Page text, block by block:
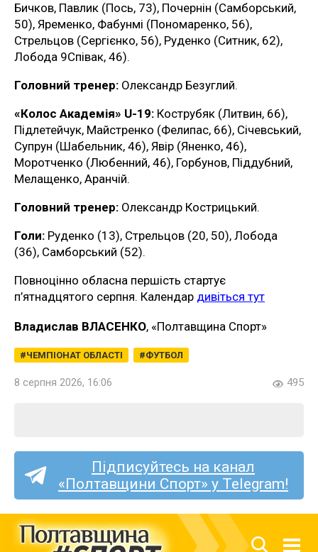
Бичков, Павлик (Пось, 73), Почернін (Самборський,
50), Яременко, Фабунмі (Пономаренко, 56),
Стрельцов (Сергієнко, 56), Руденко (Ситник, 62),
Лобода 9Співак, 46).
Головний тренер: Олександр Безуглий.
«Колос Академія» U-19: Кострубяк (Литвин, 66),
Підлетейчук, Майстренко (Фелипас, 66), Січевський,
Супрун (Шабельник, 46), Явір (Яненко, 46),
Моротченко (Любенний, 46), Горбунов, Піддубний,
Мелащенко, Аранчій.
Головний тренер: Олександр Кострицький.
Голи: Руденко (13), Стрельцов (20, 50), Лобода
(36), Самборський (52).
Повноцінно обласна першість стартує
п’ятнадцятого серпня. Календар дивіться тут
Владислав ВЛАСЕНКО, «Полтавщина Спорт»
ЧЕМПІОНАТ ОБЛАСТІ ФУТБОЛ
8 серпня 2026, 16:06 495
Підписуйтесь на канал
«Полтавщини Спорт» у Telegram!